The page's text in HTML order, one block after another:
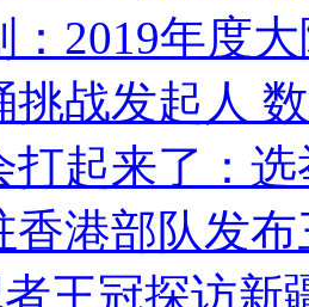
：2019年度
挑战发起人
打起来了：
香港部队发
王冠探访新